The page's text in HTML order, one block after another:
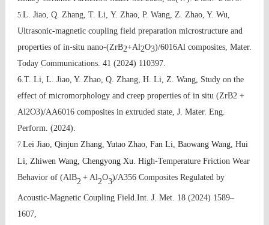
5.L. Jiao, Q. Zhang, T. Li, Y. Zhao, P. Wang, Z. Zhao, Y. Wu,
Ultrasonic-magnetic coupling field preparation microstructure and
properties of in-situ nano-(ZrB2+Al2O3)/6016Al composites, Mater.
Today Communications. 41 (2024) 110397.
6.T. Li, L. Jiao, Y. Zhao, Q. Zhang, H. Li, Z. Wang, Study on the
effect of micromorphology and creep properties of in situ (ZrB2 +
Al2O3)/AA6016 composites in extruded state, J. Mater. Eng.
Perform. (2024).
7.Lei Jiao, Qinjun Zhang, Yutao Zhao, Fan Li, Baowang Wang, Hui
Li, Zhiwen Wang, Chengyong Xu. High-Temperature Friction Wear
Behavior of (AlB2 + Al2O3)/A356 Composites Regulated by
Acoustic-Magnetic Coupling Field.Int. J. Met. 18 (2024) 1589–
1607,